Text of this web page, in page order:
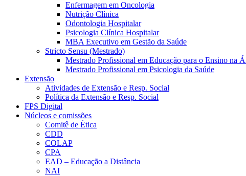
Enfermagem em Oncologia
Nutrição Clínica
Odontologia Hospitalar
Psicologia Clínica Hospitalar
MBA Executivo em Gestão da Saúde
Stricto Sensu (Mestrado)
Mestrado Profissional em Educação para o Ensino na
Mestrado Profissional em Psicologia da Saúde
Extensão
Atividades de Extensão e Resp. Social
Política da Extensão e Resp. Social
FPS Digital
Núcleos e comissões
Comitê de Ética
CDD
COLAP
CPA
EAD – Educação a Distância
NAI